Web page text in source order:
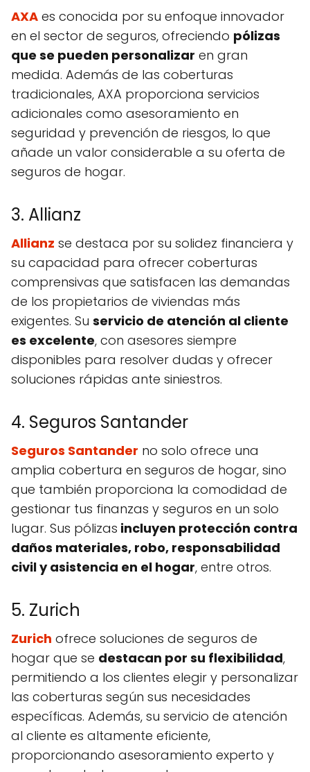
AXA es conocida por su enfoque innovador
en el sector de seguros, ofreciendo pólizas
que se pueden personalizar en gran
medida. Además de las coberturas
tradicionales, AXA proporciona servicios
adicionales como asesoramiento en
seguridad y prevención de riesgos, lo que
añade un valor considerable a su oferta de
seguros de hogar.
3. Allianz
Allianz se destaca por su solidez financiera y
su capacidad para ofrecer coberturas
comprensivas que satisfacen las demandas
de los propietarios de viviendas más
exigentes. Su servicio de atención al cliente
es excelente, con asesores siempre
disponibles para resolver dudas y ofrecer
soluciones rápidas ante siniestros.
4. Seguros Santander
Seguros Santander no solo ofrece una
amplia cobertura en seguros de hogar, sino
que también proporciona la comodidad de
gestionar tus finanzas y seguros en un solo
lugar. Sus pólizas incluyen protección contra
daños materiales, robo, responsabilidad
civil y asistencia en el hogar, entre otros.
5. Zurich
Zurich ofrece soluciones de seguros de
hogar que se destacan por su flexibilidad,
permitiendo a los clientes elegir y personalizar
las coberturas según sus necesidades
específicas. Además, su servicio de atención
al cliente es altamente eficiente,
proporcionando asesoramiento experto y